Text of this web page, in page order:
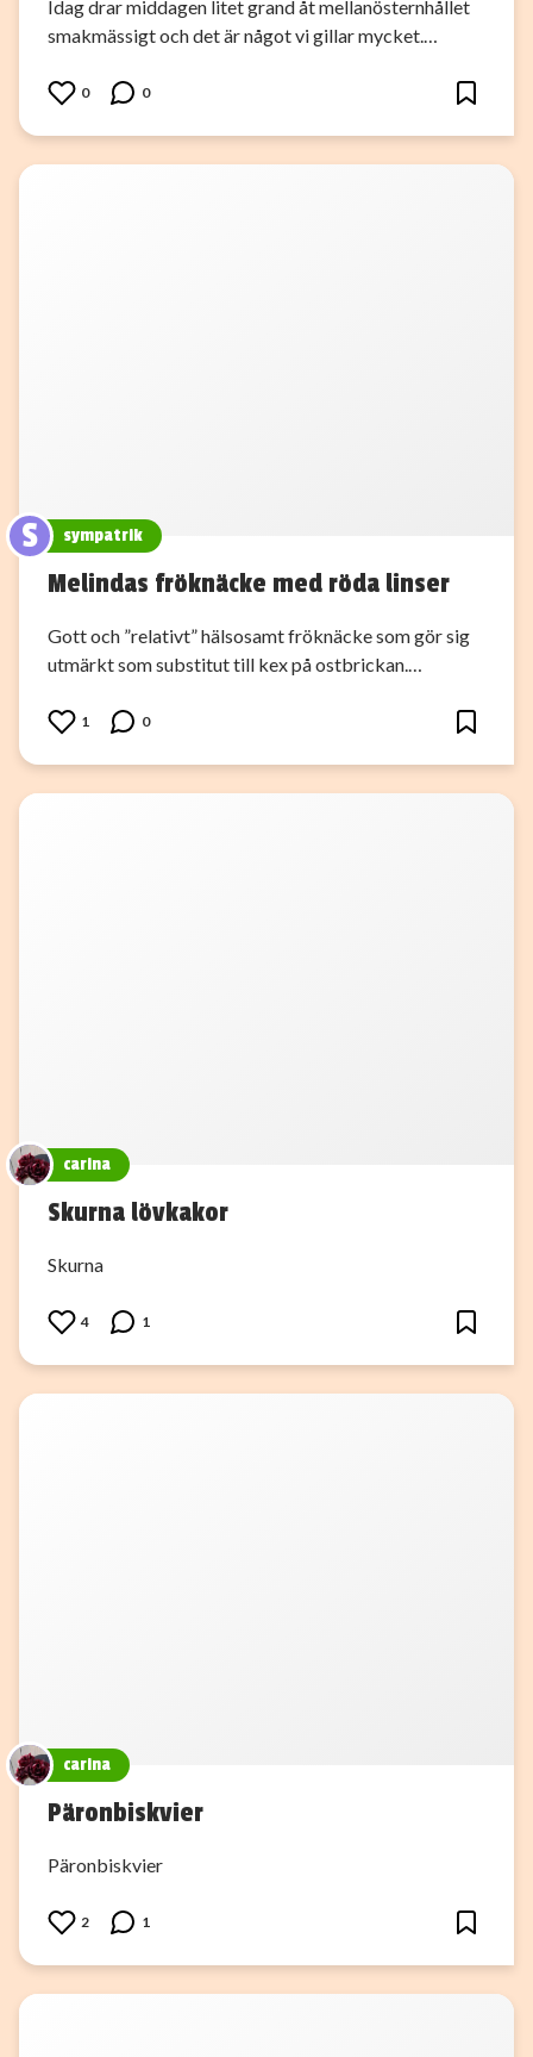
Idag drar middagen litet grand åt mellanösternhållet
smakmässigt och det är något vi gillar mycket.…
0 0
S sympatrik
Melindas fröknäcke med röda linser
Gott och ”relativt” hälsosamt fröknäcke som gör sig
utmärkt som substitut till kex på ostbrickan.…
1 0
carina
Skurna lövkakor
Skurna
4 1
carina
Päronbiskvier
Päronbiskvier
2 1